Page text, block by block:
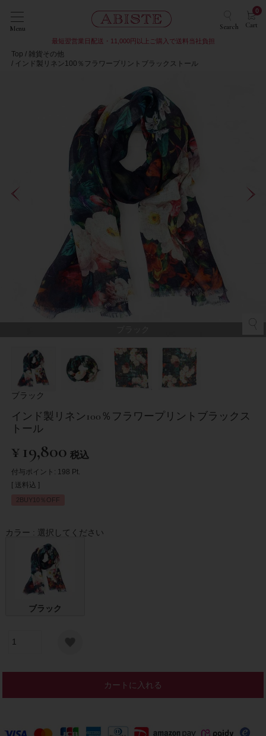
Menu Search Cart
0
最短翌営業日配送・11,000円以上ご購入で送料当社負担
Top
雑貨その他
インド製リネン100％フラワープリントブラックストール
ブラック
インド製リネン100％フラワープリントブラックス
トール
¥19,800 税込
付与ポイント: 198 Pt.
送料込
2BUY10％OFF
カラー 選択してください
ブラック
カートに入れる